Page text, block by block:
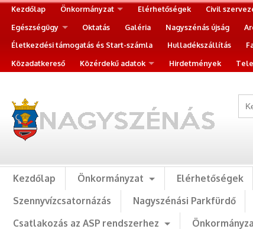
Kezdőlap Önkormányzat Elérhetőségek Civil
Egészségügy
Oktatás Galéria Nagyszénás újság
Életkezdési támogatás és Start-számla
Hulladékszállítás
Közadatkereső
Közérdekű adatok Hirdetmények
Kezdőlap Önkormányzat Elérhetőségek
Szennyvízcsatornázás
Nagyszénási Parkfürdő
Csatlakozás az ASP rendszerhez